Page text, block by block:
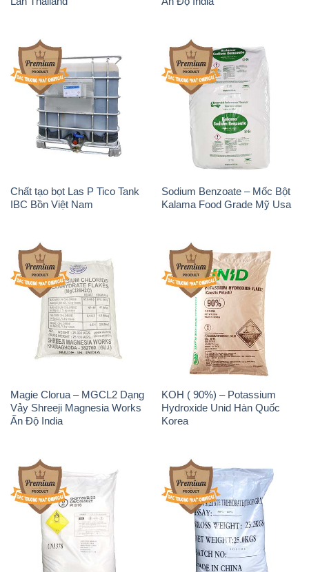
Chất tạo bọt Las P Tico Tank
IBC Bồn Việt Nam
Sodium Benzoate – Mốc Bột
Kalama Food Grade Mỹ Usa
Magie Clorua – MGCL2 Dạng
Vảy Shreeji Magnesia Works
Ấn Độ India
KOH ( 90%) – Potassium
Hydroxide Unid Hàn Quốc
Korea